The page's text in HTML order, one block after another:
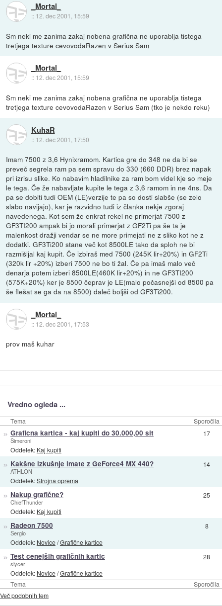
_Mortal_
:: 12. dec 2001, 15:59
Sm neki me zanima zakaj nobena grafična ne uporablja tistega
tretjega texture cevovodaRazen v Serius Sam
_Mortal_
:: 12. dec 2001, 15:59
Sm neki me zanima zakaj nobena grafična ne uporablja tistega
tretjega texture cevovodaRazen v Serius Sam (tko je nekdo reku)
KuhaR
:: 12. dec 2001, 17:50
Imam 7500 z 3,6 Hynixramom. Kartica gre do 348 ne da bi se
preveč segrela ram pa sem spravu do 330 (660 DDR) brez napak
pri izrisu slike. Ko nabavim hladilnike za ram bom videl kje so meje
le tega. Če že nabavljate kupite le tega z 3,6 ramom in ne 4ns. Da
pa se dobiti tudi OEM (LE)verzije te pa so dosti slabše (se zelo
slabo navijajo), kar je razvidno tudi iz članka nekje zgoraj
navedenega. Kot sem že enkrat rekel ne primerjat 7500 z
GF3TI200 ampak bi jo morali primerjat z GF2Ti pa še ta je
malenkost dražji vendar se ne more primejati ne z sliko kot ne z
dodatki. GF3Ti200 stane več kot 8500LE tako da sploh ne bi
razmišljal kaj kupit. Če izbiraš med 7500 (245K lir+20%) in GF2Ti
(320k lir +20%) izberi 7500 ne bo ti žal. Če pa imaš malo več
denarja potem izberi 8500LE(460K lir+20%) in ne GF3TI200
(575K+20%) ker je 8500 čeprav je LE(malo počasnejši od 8500 pa
še flešat se ga da na 8500) daleč boljši od GF3Ti200.
_Mortal_
:: 12. dec 2001, 17:53
prov maš kuhar
Vredno ogleda ...
Tema Sporočila
Tema Sporočila
» Graficna kartica - kaj kupiti do 30.000,00 sit
Simeroni
Oddelek: Kaj kupiti
17
» Kakšne izkušnje imate z GeForce4 MX 440?
ATHLON
Oddelek:Strojna oprema
14
» Nakup grafične?
ChiefThunder
Oddelek: Kaj kupiti
25
» Radeon 7500
Sergio
Oddelek: Novice/Grafične kartice
8
» Test cenejših grafičnih kartic
slycer
Oddelek: Novice/Grafične kartice
28
Več podobnih tem